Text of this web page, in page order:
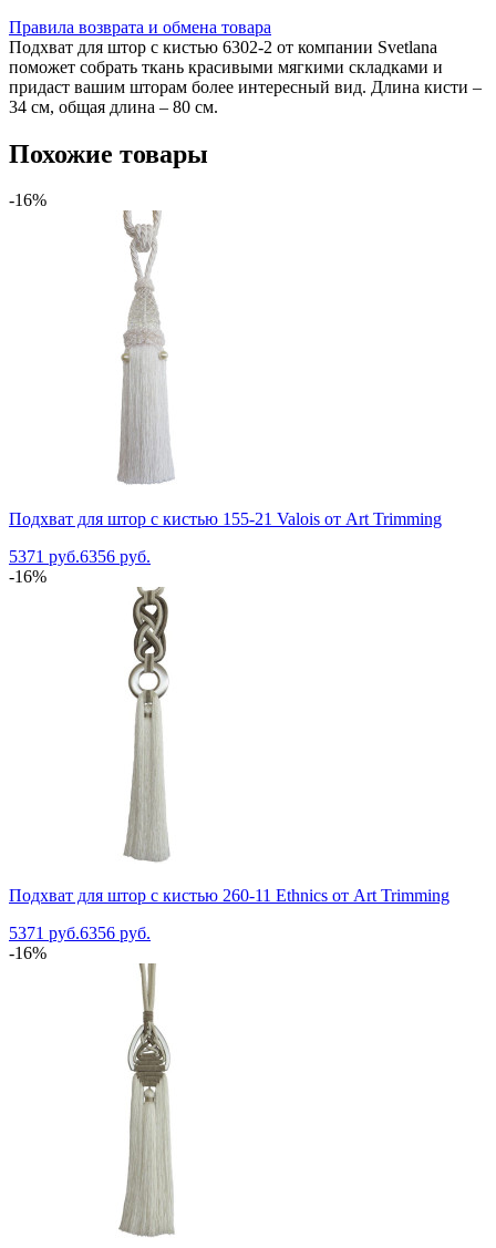
Правила возврата и обмена товара
Подхват для штор с кистью 6302-2 от компании Svetlana
поможет собрать ткань красивыми мягкими складками и
придаст вашим шторам более интересный вид. Длина кисти –
34 см, общая длина – 80 см.
Похожие товары
-16%
Подхват для штор с кистью 155-21 Valois от Art Trimming
5371 руб.6356 руб.
-16%
Подхват для штор с кистью 260-11 Ethnics от Art Trimming
5371 руб.6356 руб.
-16%